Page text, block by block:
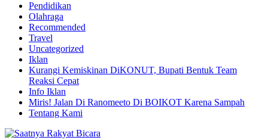
Pendidikan
Olahraga
Recommended
Travel
Uncategorized
Iklan
Kurangi Kemiskinan DiKONUT, Bupati Bentuk Team
Reaksi Cepat
Info Iklan
Miris! Jalan Di Ranomeeto Di BOIKOT Karena Sampah
Tentang Kami